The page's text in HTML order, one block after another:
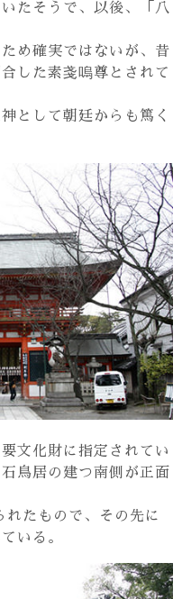
たそうで、以後、「八
め確実ではないが、昔
した素戔嗚尊とされて
として朝廷からも篤く
文化財に指定されてい
鳥居の建つ南側が正面
たもので、その先に
いる。